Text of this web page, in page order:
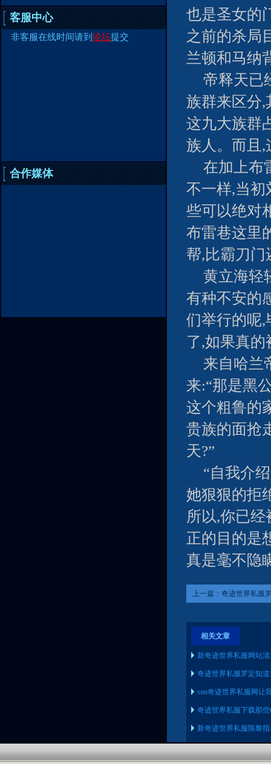
客服中心
非客服在线时间请到 论坛提交
合作媒体
也是圣女的
之前的杀局
兰顿和马纳
帝释天已
族群来区分,
这九大族群
族人。而且,
在加上布
不一样,当初
些可以绝对
布雷巷这里
帮,比霸刀门
黄立海轻
有种不安的
们举行的呢,
了,如果真
来自哈兰
来:“那是黑
这个粗鲁的
贵族的面抢
天?”
“自我介
她狠狠的拒
所以,你已
正的目的是
真是毫不隐
上一篇： 奇迹世界私服
相关文章
新奇迹世界私服网站
奇迹世界私服罗定知
sun奇迹世界私服网让
奇迹世界私服下载那
新奇迹世界私服陈黎